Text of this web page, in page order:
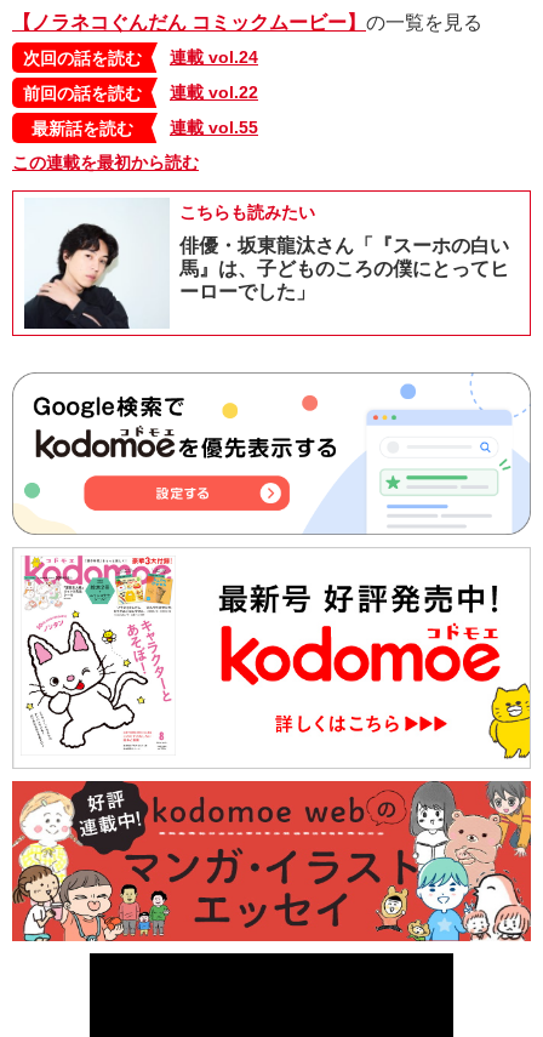
【ノラネコぐんだん コミックムービー】 の一覧を見る
次回の話を読む
連載 vol.24
前回の話を読む
連載 vol.22
最新話を読む
連載 vol.55
この連載を最初から読む
こちらも読みたい
俳優・坂東龍汰さん「『スーホの白い
馬』は、子どものころの僕にとってヒ
ーローでした」